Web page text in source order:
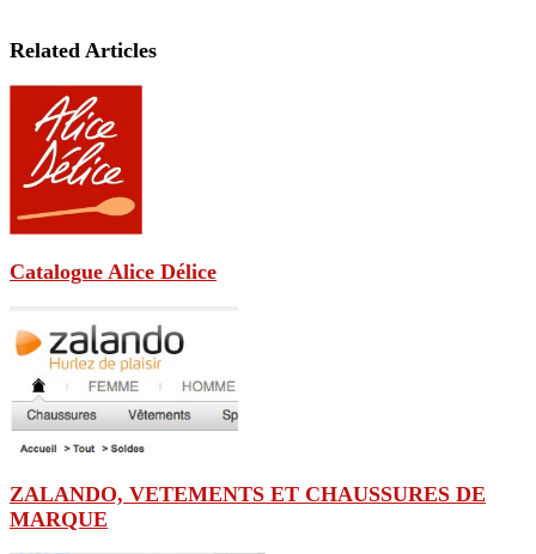
Related Articles
Catalogue Alice Délice
ZALANDO, VETEMENTS ET CHAUSSURES DE
MARQUE